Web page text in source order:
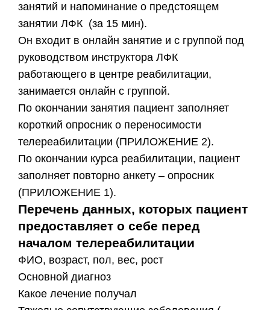
занятий и напоминание о предстоящем
занятии ЛФК (за 15 мин).
​Он входит в онлайн занятие и с группой под
руководством инструктора ЛФК
работающего в центре реабилитации,
занимается онлайн с группой.
​По окончании занятия пациент заполняет
короткий опросник о переносимости
телереабилитации (ПРИЛОЖЕНИЕ 2).
По окончании курса реабилитации, пациент
заполняет повторно анкету – опросник
(ПРИЛОЖЕНИЕ 1).
Перечень данных, которых пациент
предоставляет о себе перед
началом телереабилитации
​ФИО, возраст, пол, вес, рост
​Основной диагноз
​Какое лечение получал